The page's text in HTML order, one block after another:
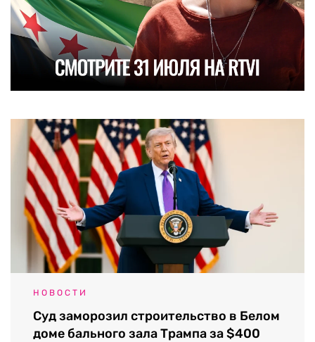
НОВОСТИ
Суд заморозил строительство в Белом
доме бального зала Трампа за $400